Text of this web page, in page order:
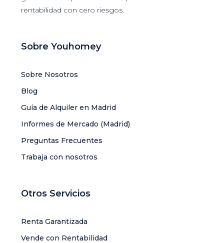
rentabilidad con cero riesgos.
Sobre Youhomey
Sobre Nosotros
Blog
Guía de Alquiler en Madrid
Informes de Mercado (Madrid)
Preguntas Frecuentes
Trabaja con nosotros
Otros Servicios
Renta Garantizada
Vende con Rentabilidad